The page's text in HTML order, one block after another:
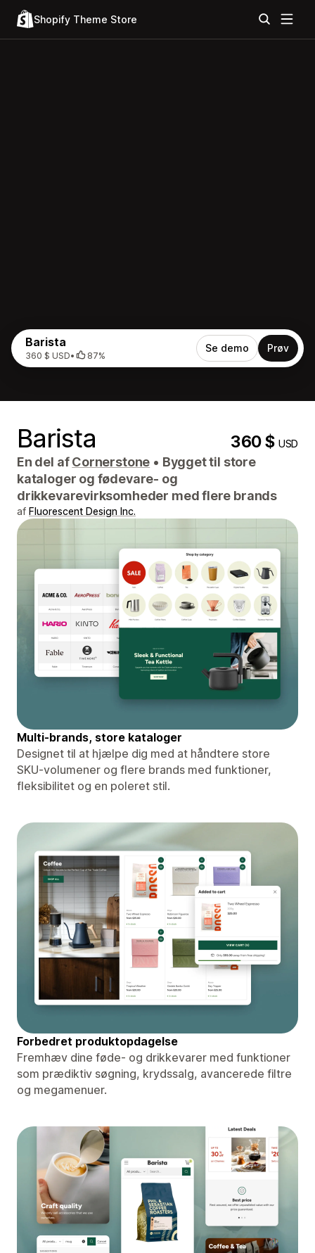
Shopify Theme Store
Barista
360 $ USD• 87%
Se demo Prøv
Barista 360 $USD
En del afCornerstone • Bygget til store
kataloger og fødevare- og
drikkevarevirksomheder med flere brands
af Fluorescent Design Inc.
Multi-brands, store kataloger
Designet til at hjælpe dig med at håndtere store
SKU-volumener og flere brands med funktioner,
fleksibilitet og en poleret stil.
Forbedret produktopdagelse
Fremhæv dine føde- og drikkevarer med funktioner
som prædiktiv søgning, krydssalg, avancerede filtre
og megamenuer.